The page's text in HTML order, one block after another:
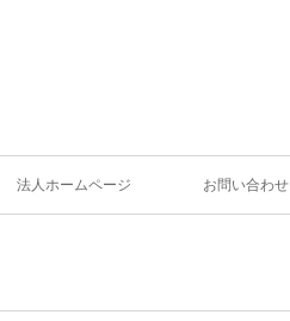
法人ホームページ お問い合わせ